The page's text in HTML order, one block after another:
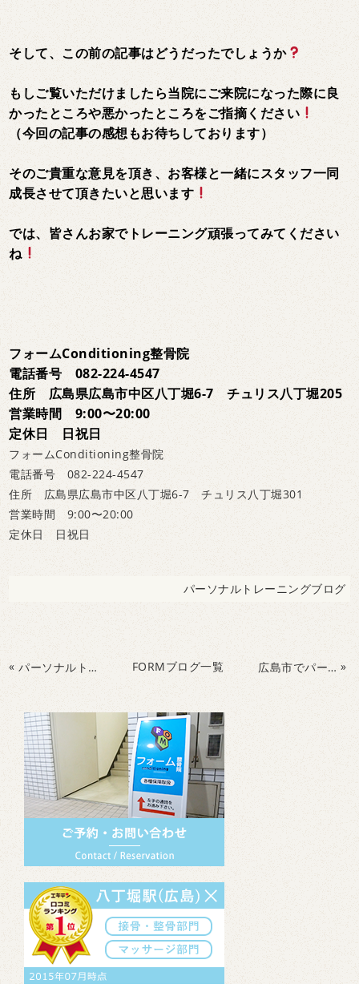
そして、この前の記事はどうだったでしょうか
もしご覧いただけましたら当院にご来院になった際に良
かったところや悪かったところをご指摘ください
（今回の記事の感想もお待ちしております）
そのご貴重な意見を頂き、お客様と一緒にスタッフ一同
成長させて頂きたいと思います
では、皆さんお家でトレーニング頑張ってみてください
ね
フォームConditioning整骨院
電話番号 082-224-4547
住所 広島県広島市中区八丁堀6-7 チュリス八丁堀205
営業時間 9:00〜20:00
定休日 日祝日
フォームConditioning整骨院
電話番号 082-224-4547
住所 広島県広島市中区八丁堀6-7 チュリス八丁堀301
営業時間 9:00〜20:00
定休日 日祝日
パーソナルトレーニングブログ
« パーソナルトレーニングってなに 広島県広島市FORM整骨院
FORMブログ一覧 広島市でパーソナルトレーニング »